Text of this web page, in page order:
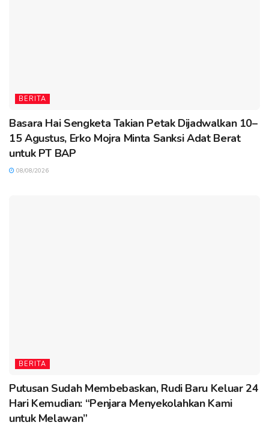
BERITA
Basara Hai Sengketa Takian Petak Dijadwalkan 10–
15 Agustus, Erko Mojra Minta Sanksi Adat Berat
untuk PT BAP
08/08/2026
BERITA
Putusan Sudah Membebaskan, Rudi Baru Keluar 24
Hari Kemudian: “Penjara Menyekolahkan Kami
untuk Melawan”